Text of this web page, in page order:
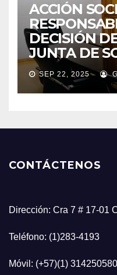
ACCIÓN
DECISIÓN
JUNTA DE
SEP 22, 2025
CONTÁCTENOS
Dirección: Cra 7 # 17-01
Teléfono: (1)283-4193
Móvil: (+57)(1)